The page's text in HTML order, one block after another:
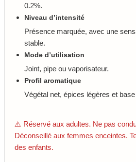
0.2%.
Niveau d’intensité
Présence marquée, avec une
stable.
Mode d’utilisation
Joint, pipe ou vaporisateur.
Profil aromatique
Végétal net, épices légères et base
⚠️ Réservé aux adultes. Ne pas
Déconseillé aux femmes enceintes.
des enfants.